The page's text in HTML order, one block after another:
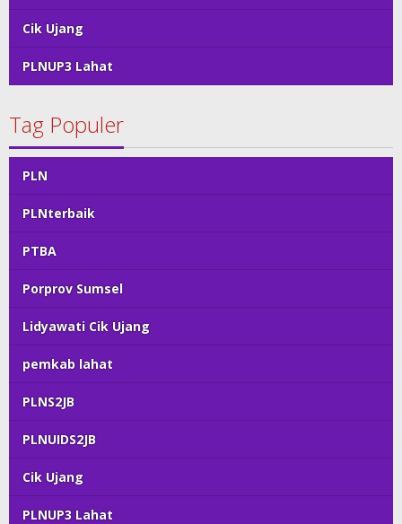
Cik Ujang
PLNUP3 Lahat
Tag Populer
PLN
PLNterbaik
PTBA
Porprov Sumsel
Lidyawati Cik Ujang
pemkab lahat
PLNS2JB
PLNUIDS2JB
Cik Ujang
PLNUP3 Lahat